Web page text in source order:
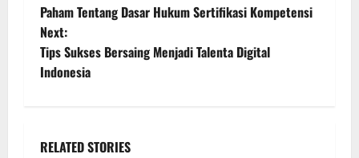
Paham Tentang Dasar Hukum Sertifikasi Kompetensi
Next:
Tips Sukses Bersaing Menjadi Talenta Digital
Indonesia
RELATED STORIES